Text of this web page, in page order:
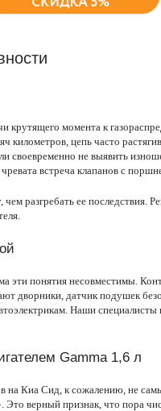
крутящего момента к
километров, цепь часто
своевременно не выявить
встреча клапанов с
разгребать ее последствия.
эти понятия несовместимы.
дворники, датчик подушек
Наши специалисты
Gamma 1,6 л
на Киа Сид, к сожалению, не
верный признак, что пора